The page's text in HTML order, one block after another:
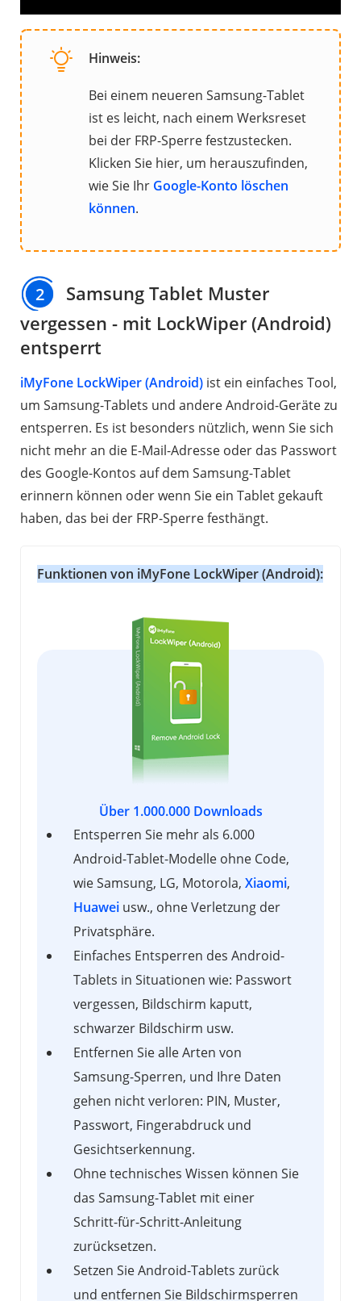
Hinweis:
Bei einem neueren Samsung-Tablet
ist es leicht, nach einem Werksreset
bei der FRP-Sperre festzustecken.
Klicken Sie hier, um herauszufinden,
wie Sie Ihr Google-Konto löschen
können.
2
Samsung Tablet Muster
vergessen - mit LockWiper (Android)
entsperrt
iMyFone LockWiper (Android) ist ein einfaches Tool,
um Samsung-Tablets und andere Android-Geräte zu
entsperren. Es ist besonders nützlich, wenn Sie sich
nicht mehr an die E-Mail-Adresse oder das Passwort
des Google-Kontos auf dem Samsung-Tablet
erinnern können oder wenn Sie ein Tablet gekauft
haben, das bei der FRP-Sperre festhängt.
Funktionen von iMyFone LockWiper (Android):
Über 1.000.000 Downloads
Entsperren Sie mehr als 6.000
Android-Tablet-Modelle ohne Code,
wie Samsung, LG, Motorola, Xiaomi,
Huawei usw., ohne Verletzung der
Privatsphäre.
Einfaches Entsperren des Android-
Tablets in Situationen wie: Passwort
vergessen, Bildschirm kaputt,
schwarzer Bildschirm usw.
Entfernen Sie alle Arten von
Samsung-Sperren, und Ihre Daten
gehen nicht verloren: PIN, Muster,
Passwort, Fingerabdruck und
Gesichtserkennung.
Ohne technisches Wissen können Sie
das Samsung-Tablet mit einer
Schritt-für-Schritt-Anleitung
zurücksetzen.
Setzen Sie Android-Tablets zurück
und entfernen Sie Bildschirmsperren